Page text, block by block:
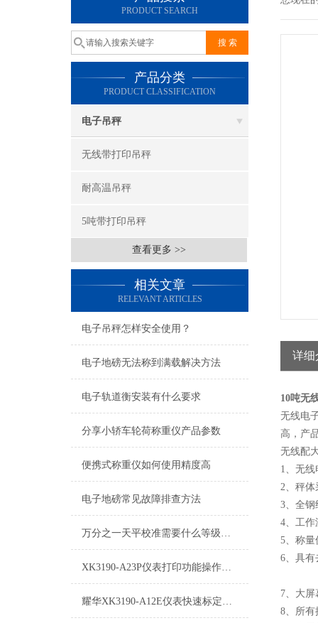
PRODUCT SEARCH
产品分类
PRODUCT CLASSIFICATION
电子吊秤
无线带打印吊秤
耐高温吊秤
5吨带打印吊秤
查看更多 >>
相关文章
RELEVANT ARTICLES
电子吊秤怎样安全使用？
电子地磅无法称到满载解决方法
电子轨道衡安装有什么要求
分享小轿车轮荷称重仪产品参数
便携式称重仪如何使用精度高
电子地磅常见故障排查方法
万分之一天平校准需要什么等级砝码
XK3190-A23P仪表打印功能操作方法
耀华XK3190-A12E仪表快速标定方法
详细
10吨无
无线电
高，产
无线配
1、无
2、秤体
3、全钢
4、工
5、称量
6、具有
7、大
8、所有